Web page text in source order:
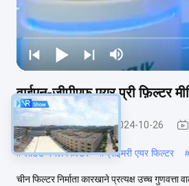
वाईएन-जीपीएफ एयर प्री फ़िल्टर
प्री एयर फिल्टर 2024-10-26
#प्लीटेड पैनल फिल्टर #प्राइमरी एयर फिल्टर
चीन फिल्टर निर्माता कारखाने प्रत्यक्ष उच्च